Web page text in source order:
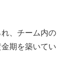
、チーム内の
期を築いてい